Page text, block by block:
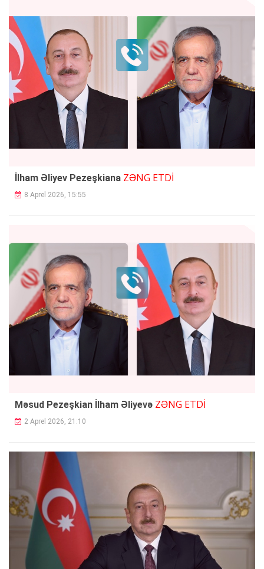
İlham Əliyev Pezeşkiana ZƏNG ETDİ
8 Aprel 2026, 15:55
Məsud Pezeşkian İlham Əliyevə ZƏNG ETDİ
2 Aprel 2026, 21:10